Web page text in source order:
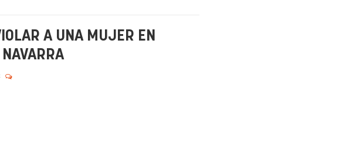
A UNA MUJER EN